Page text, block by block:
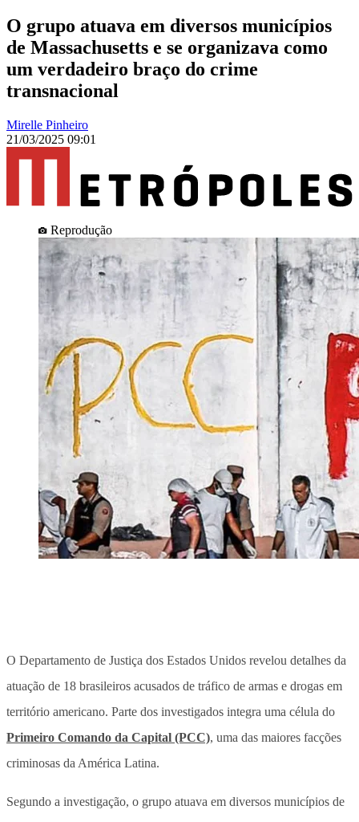
O grupo atuava em diversos municípios
de Massachusetts e se organizava como
um verdadeiro braço do crime
transnacional
Mirelle Pinheiro
21/03/2025 09:01
Reprodução
O Departamento de Justiça dos Estados Unidos revelou detalhes da
atuação de 18 brasileiros acusados de tráfico de armas e drogas em
território americano. Parte dos investigados integra uma célula do
Primeiro Comando da Capital (PCC), uma das maiores facções
criminosas da América Latina.
Segundo a investigação, o grupo atuava em diversos municípios de